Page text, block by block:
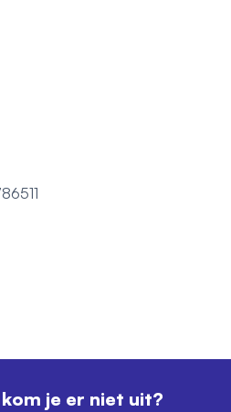
je er niet uit?